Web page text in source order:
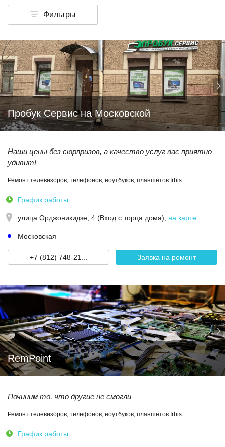
Фильтры
Пробук Сервис на Московской
Наши цены без сюрпризов, а качество услуг вас приятно
удивит!
Ремонт телевизоров, телефонов, ноутбуков, планшетов Irbis
График работы
улица Орджоникидзе, 4 (Вход с торца дома) на карте
Московская
+7 (812) 748-21... Заявка на ремонт
RemPoint
Починим то, что другие не смогли
Ремонт телевизоров, телефонов, ноутбуков, планшетов Irbis
График работы